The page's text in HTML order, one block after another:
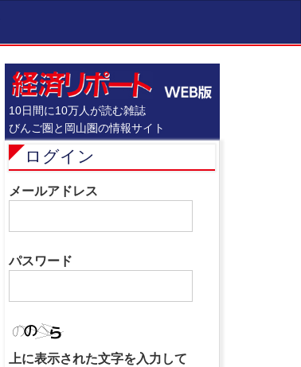
10日間に10万人が読む雑誌
びんご圏と岡山圏の情報サイト
ログイン
メールアドレス
パスワード
上に表示された文字を入力して